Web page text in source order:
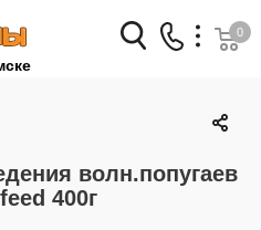
Заказать звонок
(950) 959-88-32
0
волн.попугаев
400г